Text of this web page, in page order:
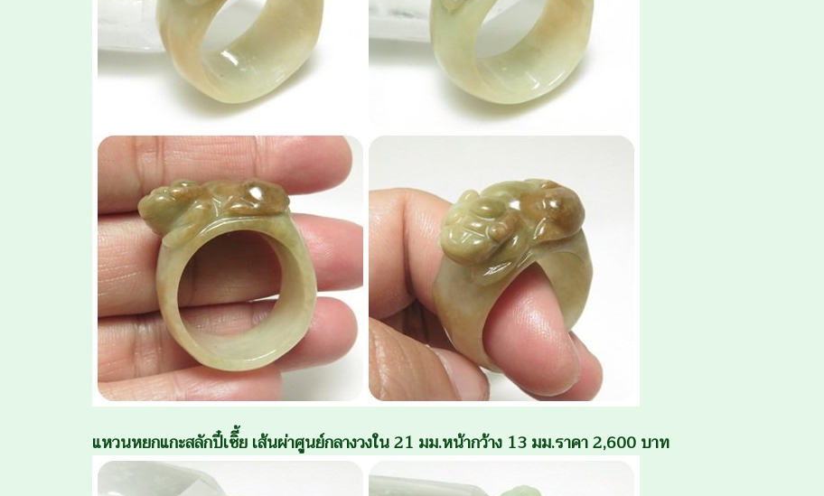
แหวนหยกแกะสลักปี๋เซิี้ย เส้นผ่าศูนย์กลางวงใน 21 มม.หน้ากว้าง 13 มม.ราคา 2,600 บาท